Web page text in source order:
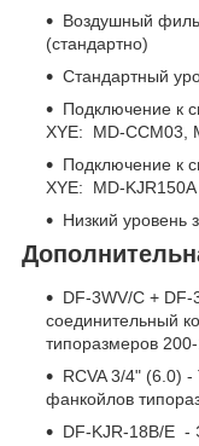
Воздушный
(стандартно)
Стандартный
Подключение к
XYE: MD-CCM03,
Подключение к
XYE: MD-KJR150A
Низкий уровень
DF-3WV/C + DF-
cоединительный
типоразмеров
RCVA 3/4" (6.0)
фанкойлов
DF-KJR-18B/E -